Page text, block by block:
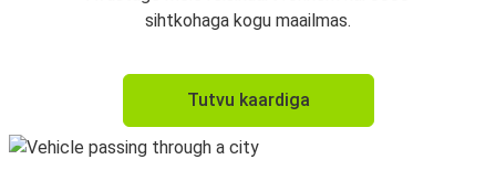
sihtkohaga kogu maailmas.
Tutvu kaardiga